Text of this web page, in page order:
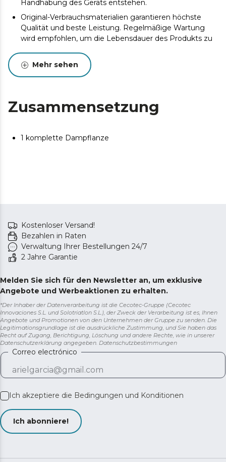
Handhabung des Geräts entstehen.
Original-Verbrauchsmaterialien garantieren höchste
Qualität und beste Leistung. Regelmäßige Wartung
wird empfohlen, um die Lebensdauer des Produkts zu
Mehr sehen
Zusammensetzung
1 komplette Dampflanze
Kostenloser Versand!
Bezahlen in Raten
Verwaltung Ihrer Bestellungen 24/7
2 Jahre Garantie
Melden Sie sich für den Newsletter an, um exklusive
Angebote und Werbeaktionen zu erhalten.
*Der Inhaber der Datenverarbeitung ist die Cecotec-Gruppe (Cecotec
Innovaciones S.L. und Solotriatlon S.L.), der Zweck der Verarbeitung ist es, Ihnen
Angebote und Promotionen von den Unternehmen der Gruppe zu senden. Die
Legitimationsgrundlage ist die ausdrückliche Zustimmung, und Sie haben das
Recht auf Zugang, Berichtigung, Löschung und andere Rechte, wie in unserer
Datenschutzerklärung angegeben. Datenschutzbestimmungen
Correo electrónico
Ich akzeptiere die Bedingungen und Konditionen
Ich abonniere!